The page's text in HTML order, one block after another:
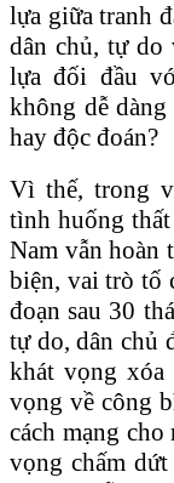
lựa giữa tranh
dân chủ, tự do
lựa đối đầu
không dễ
hay độc đoán?
Vì thế, trong
tình huống
Nam vẫn hoàn
biện, vai trò tố
đoạn sau 30
tự do, dân chủ
khát vọng
vọng về công
cách mạng
vọng chấm